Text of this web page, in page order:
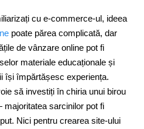
cu e-commerce-ul, ideea
poate părea complicată, dar
de vânzare online pot fi
materiale educaționale și
își împărtășesc experiența.
să investiți în chiria unui birou
sarcinilor pot fi
Nici pentru crearea site-ului